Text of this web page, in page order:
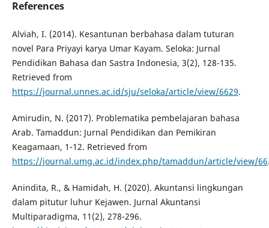
References
Alviah, I. (2014). Kesantunan berbahasa dalam tuturan
novel Para Priyayi karya Umar Kayam. Seloka: Jurnal
Pendidikan Bahasa dan Sastra Indonesia, 3(2), 128-135.
Retrieved from
https://journal.unnes.ac.id/sju/seloka/article/view/6629.
Amirudin, N. (2017). Problematika pembelajaran bahasa
Arab. Tamaddun: Jurnal Pendidikan dan Pemikiran
Keagamaan, 1-12. Retrieved from
https://journal.umg.ac.id/index.php/tamaddun/article/view/66
Anindita, R., & Hamidah, H. (2020). Akuntansi lingkungan
dalam pitutur luhur Kejawen. Jurnal Akuntansi
Multiparadigma, 11(2), 278-296.